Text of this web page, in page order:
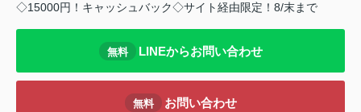
◇15000円！キャッシュバック◇サイト経由限定！8/末まで
無料 LINEからお問い合わせ
無料 お問い合わせ